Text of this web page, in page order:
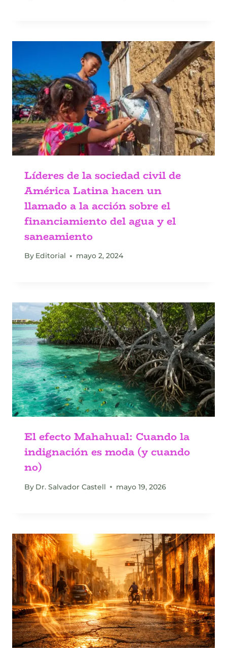
Líderes de la sociedad civil de
América Latina hacen un
llamado a la acción sobre el
financiamiento del agua y el
saneamiento
By Editorial mayo 2, 2024
El efecto Mahahual: Cuando la
indignación es moda (y cuando
no)
By Dr. Salvador Castell mayo 19, 2026